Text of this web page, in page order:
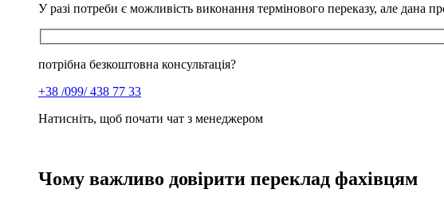
У разі потреби є можливість виконання термінового переказу, але дана
потрібна безкоштовна консультація?
+38 /099/ 438 77 33
Натисніть, щоб почати чат з менеджером
Чому важливо довірити переклад фахівцям